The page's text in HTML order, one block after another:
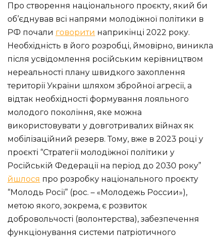
Про створення національного проєкту, який би
об’єднував всі напрями молодіжної політики в
РФ почали говорити наприкінці 2022 року.
Необхідність в його розробці, ймовірно, виникла
після усвідомлення російським керівництвом
нереальності плану швидкого захоплення
території України шляхом збройної агресії, а
відтак необхідності формування лояльного
молодого покоління, яке можна
використовувати у довготривалих війнах як
мобілізаційний резерв. Тому, вже в 2023 році у
проєкті “Стратегії молодіжної політики у
Російській Федерації на період до 2030 року”
йшлося про розробку національного проєкту
“Молодь Росії” (рос. – «Молодежь России»),
метою якого, зокрема, є розвиток
добровольчості (волонтерства), забезпечення
функціонування системи патріотичного